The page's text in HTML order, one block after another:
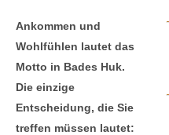
Ankommen und
Wohlfühlen lautet das
Motto in Bades Huk.
Die einzige
Entscheidung, die Sie
treffen müssen lautet: